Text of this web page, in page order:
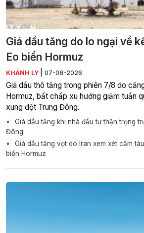
Giá dầu tăng do lo ngại về
Eo biển Hormuz
KHÁNH LY 07-08-2026
Giá dầu thô tăng trong phiên 7/8 do
Hormuz, bất chấp xu hướng giảm tuần
xung đột Trung Đông.
Giá dầu tăng khi nhà đầu tư thận trọng
Đông
Giá dầu tăng vọt do Iran xem xét cấm
biển Hormuz